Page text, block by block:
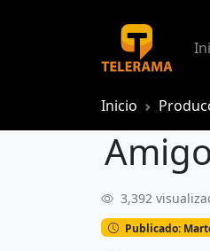
Inicio
Amigos con
3,392
Publicado: